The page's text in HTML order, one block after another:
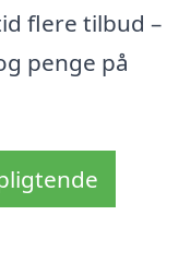
flere tilbud –
penge på